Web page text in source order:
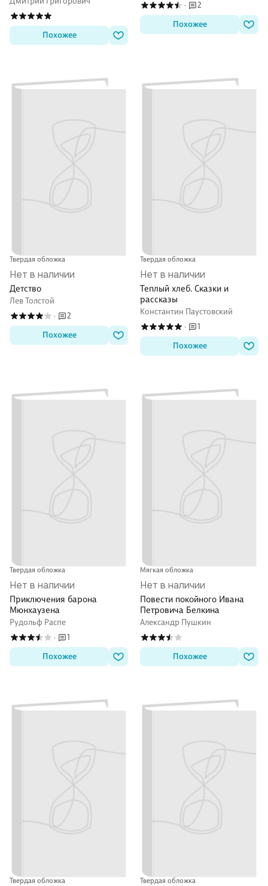
Похожее
·
2
Похожее
Твердая обложка
Нет в наличии
Детство
Лев Толстой
·
2
Похожее
Твердая обложка
Нет в наличии
Теплый хлеб. Сказки и
рассказы
Константин Паустовский
·
1
Похожее
Твердая обложка
Нет в наличии
Приключения барона
Мюнхаузена
Рудольф Распе
·
1
Похожее
Мягкая обложка
Нет в наличии
Повести покойного Ивана
Петровича Белкина
Александр Пушкин
Похожее
Твердая обложка Твердая обложка